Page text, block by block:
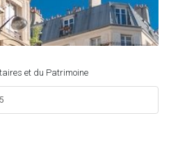
et du Patrimoine